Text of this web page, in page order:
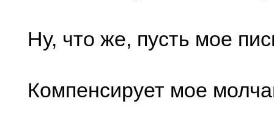
Ну, что же, пусть мое
Компенсирует мое